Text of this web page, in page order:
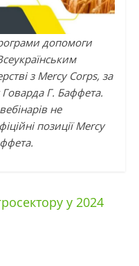
допомоги
з Mercy Corps, за
Г. Баффета.
не
позиції Mercy
у 2024